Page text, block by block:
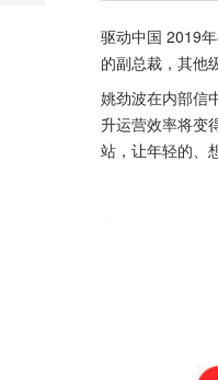
驱动中国 2019
的副总裁，其他
姚劲波在内部信
升运营效率将变
站，让年轻的、